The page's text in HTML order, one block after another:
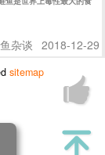
杂谈 2018-12-29
sitemap